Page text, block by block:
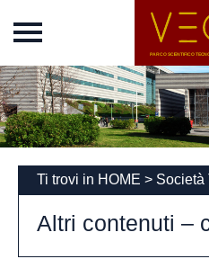
Home
Chi siamo
Incubatore
News
Eventi
Concordato
Ti trovi in HOME > Società
Altri contenuti –